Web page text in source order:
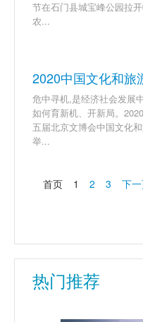
节在石门县城宝峰公园拉
农...
2020中国文化和旅
危中寻机,是经济社会发展
如何育新机、开新局。
五届北京文博会中国文化
举...
首页 1 2 3 下
热门推荐